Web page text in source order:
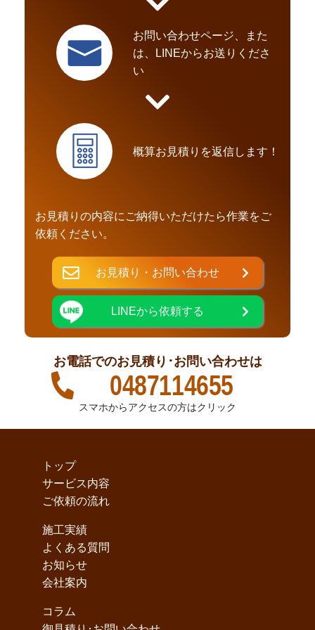
お問い合わせページ、また
は、LINEからお送りくださ
い
概算お見積りを返信します！
お見積りの内容にご納得いただけたら作業をご
依頼ください。
お見積り・お問い合わせ
LINEから依頼する
お電話でのお見積り･お問い合わせは
0487114655
スマホからアクセスの方はクリック
トップ
サービス内容
ご依頼の流れ
施工実績
よくある質問
お知らせ
会社案内
コラム